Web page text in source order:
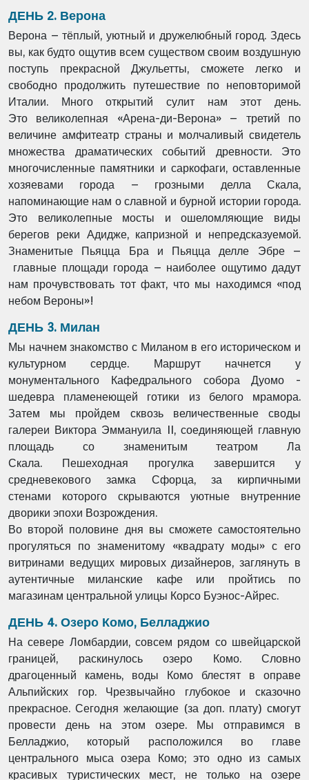
ДЕНЬ 2. Верона
Верона – тёплый, уютный и дружелюбный город. Здесь
вы, как будто ощутив всем существомсвоим воздушную
поступь прекрасной Джульетты, сможете легко и
свободно продолжить путешествие по неповторимой
Италии. Много открытий сулит нам этот день.
Это великолепная «Арена-ди-Верона» – третий по
величине амфитеатр страны и молчаливый свидетель
множества драматических событий древности. Это
многочисленные памятники и саркофаги, оставленные
хозяевами города – грозными делла Скала,
напоминающие нам ославной и бурной истории города.
Это великолепные мосты и ошеломляющие виды
берегов реки Адидже, капризной и непредсказуемой.
Знаменитые Пьяцца Бра и Пьяцца делле Эбре –
главные площади города – наиболее ощутимо дадут
нам прочувствовать тот факт, что мы находимся «под
небом Вероны»!
ДЕНЬ 3. Милан
Мы начнем знакомство с Миланом в его историческом и
культурном сердце. Маршрут начнется у
монументального Кафедрального собора Дуомо -
шедевра пламенеющей готики из белого мрамора.
Затем мы пройдем сквозь величественные своды
галереи Виктора Эммануила II, соединяющей главную
площадь со знаменитым театром Ла
Скала. Пешеходная прогулка завершится у
средневекового замка Сфорца, за кирпичными
стенами которого скрываются уютные внутренние
дворики эпохи Возрождения.
Во второй половине дня вы сможете самостоятельно
прогуляться по знаменитому «квадрату моды» с его
витринами ведущих мировых дизайнеров, заглянуть в
аутентичные миланские кафе или пройтись по
магазинам центральной улицы Корсо Буэнос-Айрес.
ДЕНЬ 4. Озеро Комо, Белладжио
На севере Ломбардии, совсем рядом со швейцарской
границей, раскинулось озеро Комо. Словно
драгоценный камень, воды Комо блестят в оправе
Альпийских гор. Чрезвычайно глубокое и сказочно
прекрасное. Сегодня желающие (за доп. плату) смогут
провести день на этом озере. Мы отправимся в
Белладжио, который расположился во главе
центрального мыса озера Комо; это одно из самых
красивых туристических мест, не только на озере